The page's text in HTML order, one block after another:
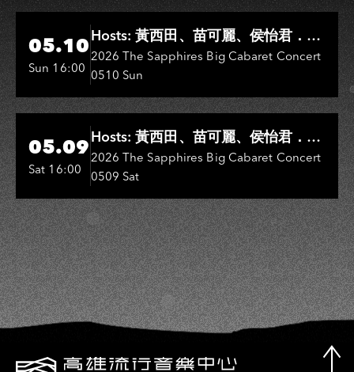
Hi-Ing Music Hall
05.10
Sun 16:00
Hosts: 黃西田、苗可麗、侯怡君．
Entertainers: 葉啟田、鳥來嬤-吳
敏、王彩樺、王瑞霞、吳淑敏、施文
彬、邵大倫、曹雅雯、陳孟賢、黃露
瑤
2026 The Sapphires Big Cabaret Concert
0510 Sun
Hi-Ing Music Hall
05.09
Sat 16:00
Hosts: 黃西田、苗可麗、侯怡君．
Entertainers: 葉啟田、鳥來嬤-吳
敏、張秀卿、王彩樺、吳淑敏、施文
彬、邵大倫、曹雅雯、陳孟賢、黃露
瑤
2026 The Sapphires Big Cabaret Concert
0509 Sat